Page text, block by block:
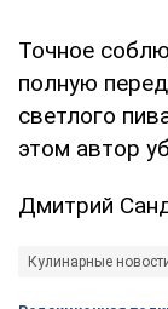
Точное
полную
светлого
этом автор
Дмитрий
Кулинарные